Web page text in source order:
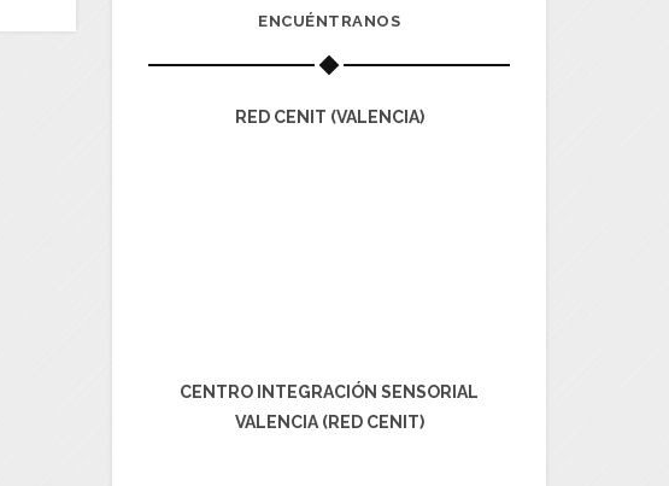
ENCUÉNTRANOS
RED CENIT (VALENCIA)
CENTRO INTEGRACIÓN SENSORIAL
VALENCIA (RED CENIT)